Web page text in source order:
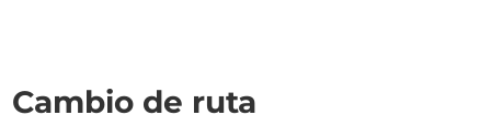
Cambio de ruta